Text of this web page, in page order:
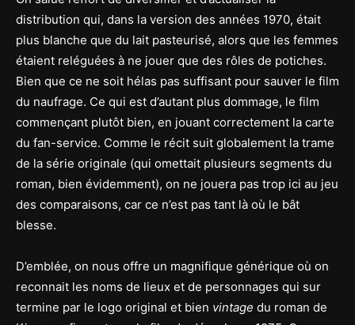
distribution qui, dans la version des années 1970, était
plus blanche que du lait pasteurisé, alors que les femmes
étaient reléguées à ne jouer que des rôles de potiches.
Bien que ce ne soit hélas pas suffisant pour sauver le film
du naufrage. Ce qui est d’autant plus dommage, le film
commençant plutôt bien, en jouant correctement la carte
du fan-service. Comme le récit suit globalement la trame
de la série originale (qui omettait plusieurs segments du
roman, bien évidemment), on ne jouera pas trop ici au jeu
des comparaisons, car ce n’est pas tant là où le bât
blesse.
D’emblée, on nous offre un magnifique générique où on
reconnait les noms de lieux et de personnages qui sur
termine par le logo original et bien vintage du roman de